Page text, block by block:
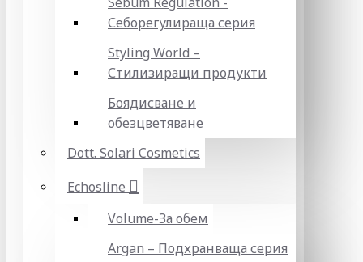
Себорегулираща серия
Styling World –
Стилизиращи продукти
Боядисване и
обезцветяване
Dott. Solari Cosmetics
Echosline
Volume-За обем
Argan – Подхранваща серия